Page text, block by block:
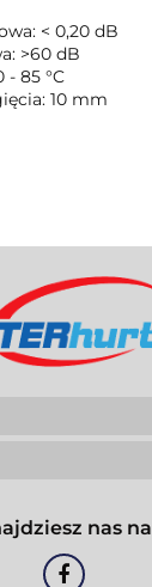
< 0,20 dB
>60 dB
- 85 °C
10 mm
nas na